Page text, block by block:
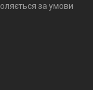
за умови